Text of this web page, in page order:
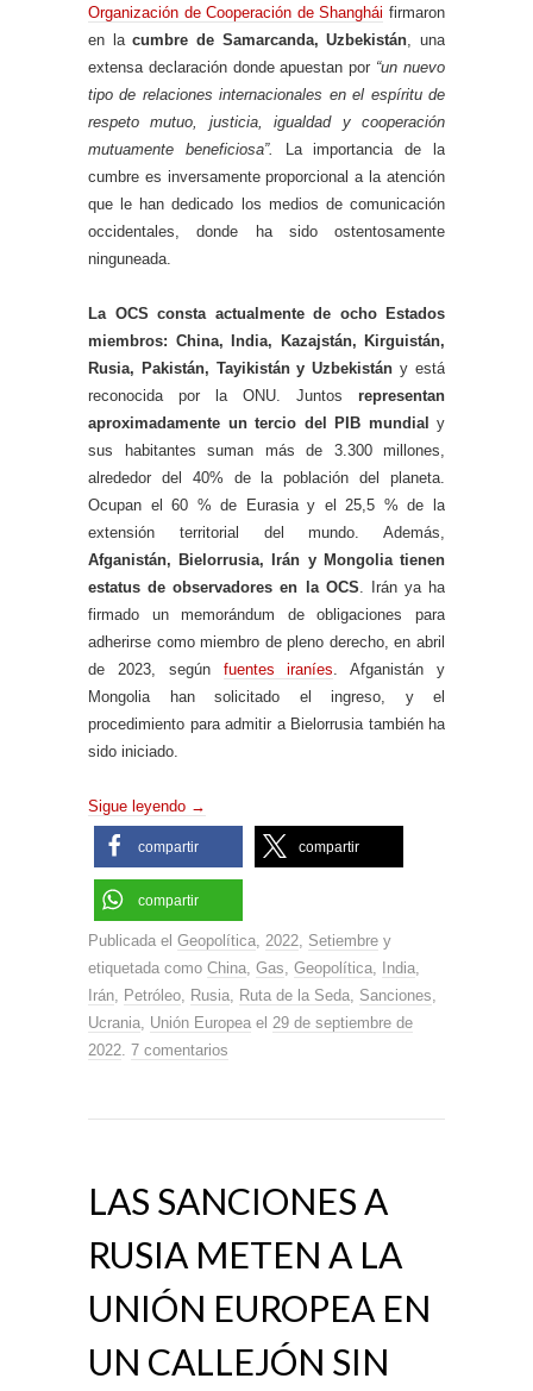
Organización de Cooperación de Shanghái firmaron
en lacumbre de Samarcanda, Uzbekistán , una
extensa declaración donde apuestan por “un nuevo
tipo de relaciones internacionales en el espíritu de
respeto mutuo, justicia, igualdad y cooperación
mutuamente beneficiosa”.
La importancia de la
cumbre es inversamente proporcional a la atención
que le han dedicado los medios de comunicación
occidentales, donde ha sido ostentosamente
ninguneada.
La OCS consta actualmente de ocho Estados
miembros: China, India, Kazajstán, Kirguistán,
Rusia, Pakistán, Tayikistán y Uzbekistán y está
reconocida por la ONU. Juntos representan
aproximadamente un tercio del PIB mundial
y
sus habitantes suman más de 3.300 millones,
alrededor del 40% de la población del planeta.
Ocupan el 60 % de Eurasia y el 25,5 % de la
extensión territorial del mundo. Además,
Afganistán, Bielorrusia, Irán y Mongolia tienen
estatus de observadores en la OCS . Irán ya ha
firmado un memorándum de obligaciones para
adherirse como miembro de pleno derecho, en abril
de 2023, según fuentes iraníes . Afganistán y
Mongolia han solicitado el ingreso, y el
procedimiento para admitir a Bielorrusia también ha
sido iniciado.
Sigue leyendo →
compartir compartir
compartir
Publicada el Geopolítica 2022 Setiembre y
etiquetada como China Gas Geopolítica India
Irán
Petróleo Rusia Ruta de la Seda Sanciones
Ucrania Unión Europea el 29 de septiembre de
2022 7 comentarios
LAS SANCIONES A
RUSIA METEN A LA
UNIÓN EUROPEA EN
UN CALLEJÓN SIN